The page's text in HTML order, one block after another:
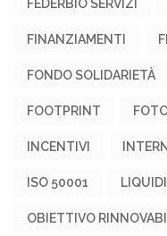
FEDERBIO SERVIZI
FINANZIAMENTI
FONDO SOLIDARIETÀ
FOOTPRINT
INCENTIVI
ISO 50001
OBIETTIVO